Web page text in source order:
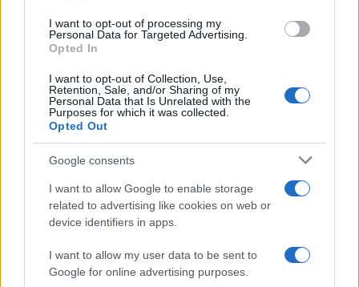
I want to opt-out of processing my
Personal Data for Targeted Advertising.
Opted In
I want to opt-out of Collection, Use,
Retention, Sale, and/or Sharing of my
Personal Data that Is Unrelated with the
Purposes for which it was collected.
Opted Out
Google consents
I want to allow Google to enable storage
related to advertising like cookies on web or
device identifiers in apps.
I want to allow my user data to be sent to
Google for online advertising purposes.
STORIA DEL CALCIO
Franco Baresi muore a 66 anni: omaggi e ricordi per il
capitano del Milan
Andrea Conforti · 3 Ago 2026